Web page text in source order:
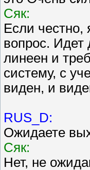
Сяк:
Если честно,
вопрос. Идет
линеен и
систему, с
виден, и
RUS_D:
Ожидаете
Сяк:
Нет, не